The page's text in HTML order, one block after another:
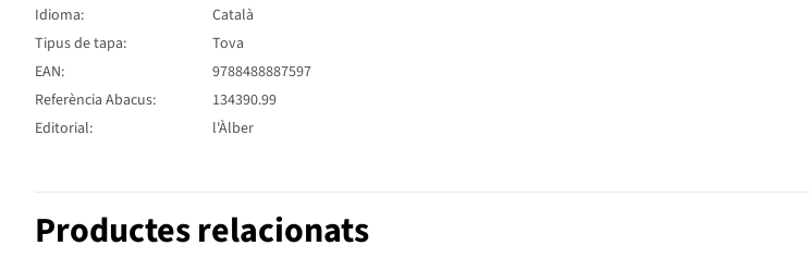
Idioma:
Català
Tipus de tapa:
Tova
EAN:
9788488887597
Referència Abacus:
134390.99
Editorial:
l'Àlber
Productes relacionats